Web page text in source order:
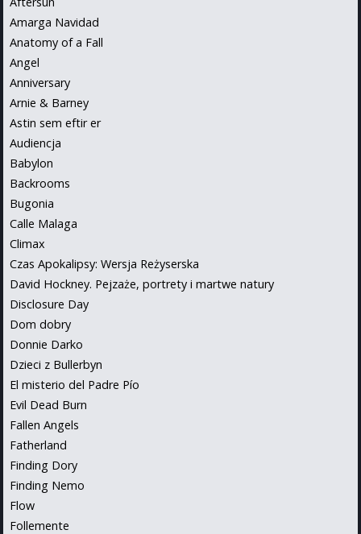
Amarga Navidad
Anatomy of a Fall
Angel
Anniversary
Arnie & Barney
Astin sem eftir er
Audiencja
Babylon
Backrooms
Bugonia
Calle Malaga
Climax
Czas Apokalipsy: Wersja Reżyserska
David Hockney. Pejzaże, portrety i martwe natury
Disclosure Day
Dom dobry
Donnie Darko
Dzieci z Bullerbyn
El misterio del Padre Pío
Evil Dead Burn
Fallen Angels
Fatherland
Finding Dory
Finding Nemo
Flow
Follemente